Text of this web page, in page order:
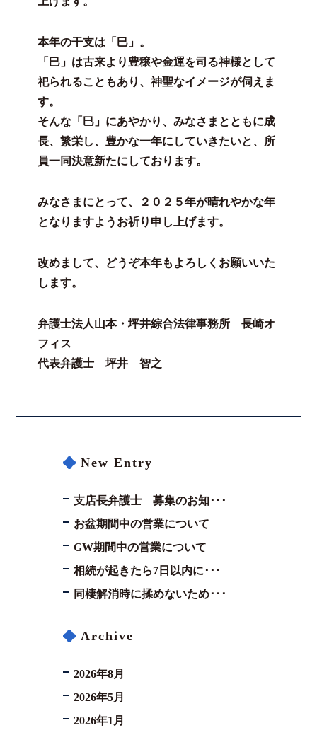
本年の干支は「巳」。
「巳」は古来より豊穣や金運を司る神様として
祀られることもあり、神聖なイメージが伺えま
す。
そんな「巳」にあやかり、みなさまとともに成
長、繁栄し、豊かな一年にしていきたいと、所
員一同決意新たにしております。
みなさまにとって、２０２５年が晴れやかな年
となりますようお祈り申し上げます。
改めまして、どうぞ本年もよろしくお願いいた
します。
弁護士法人山本・坪井綜合法律事務所 長崎オ
フィス
代表弁護士 坪井 智之
New Entry
支店長弁護士 募集のお知･･･
お盆期間中の営業について
GW期間中の営業について
相続が起きたら7日以内に･･･
同棲解消時に揉めないため･･･
Archive
2026年8月
2026年5月
2026年1月